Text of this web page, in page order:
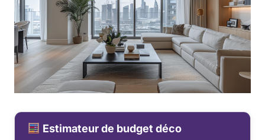
Estimateur de budget déco